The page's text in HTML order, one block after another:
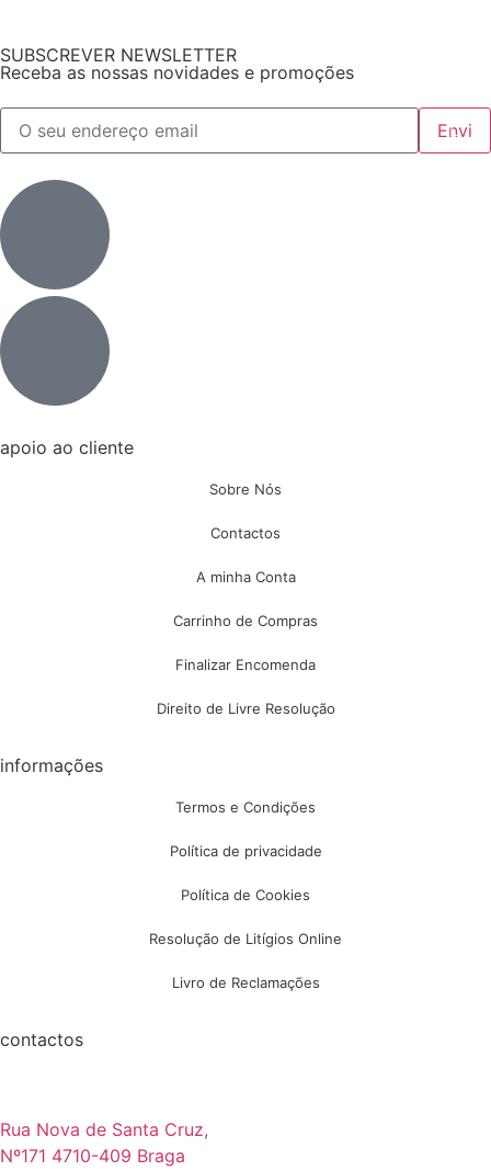
SUBSCREVER NEWSLETTER
Receba as nossas novidades e promoções
apoio ao cliente
Sobre Nós
Contactos
A minha Conta
Carrinho de Compras
Finalizar Encomenda
Direito de Livre Resolução
informações
Termos e Condições
Política de privacidade
Política de Cookies
Resolução de Litígios Online
Livro de Reclamações
contactos
Rua Nova de Santa Cruz,
Nº171 4710-409 Braga